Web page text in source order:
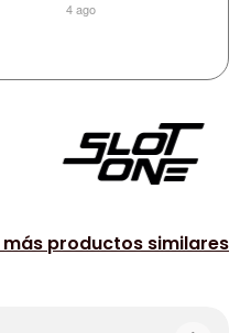
más productos similares